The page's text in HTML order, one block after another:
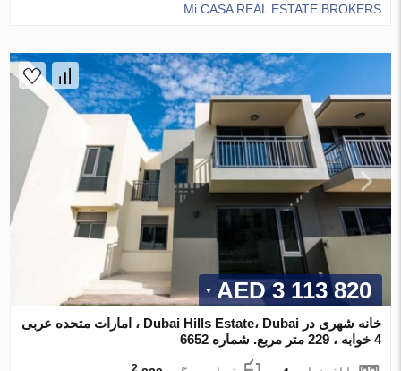
Mi CASA REAL ESTATE BROKERS
3 113 820 AED
خانه شهری در Dubai Hills Estate، Dubai ، امارات متحده عربی
4 خوابه ، 229 متر مربع. شماره 6652
2